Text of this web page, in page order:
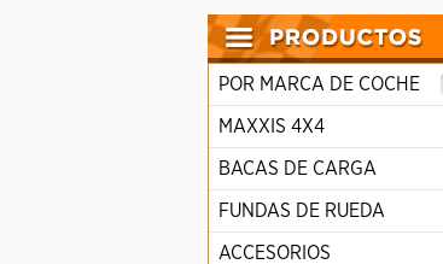
POR MARCA DE COCHE
MAXXIS 4X4
BACAS DE CARGA
FUNDAS DE RUEDA
ACCESORIOS